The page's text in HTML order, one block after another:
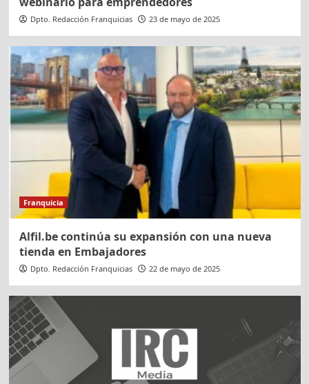
Dpto. Redacción Franquicias 23 de mayo de 2025
Franquicia
Alfil.be continúa su expansión con una nueva
tienda en Embajadores
Dpto. Redacción Franquicias 22 de mayo de 2025